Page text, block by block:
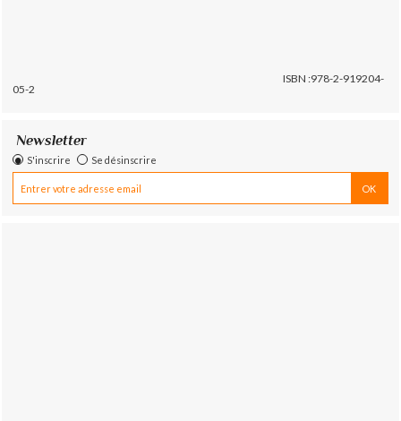
ISBN :978-2-919204-
05-2
Newsletter
S'inscrire Se désinscrire